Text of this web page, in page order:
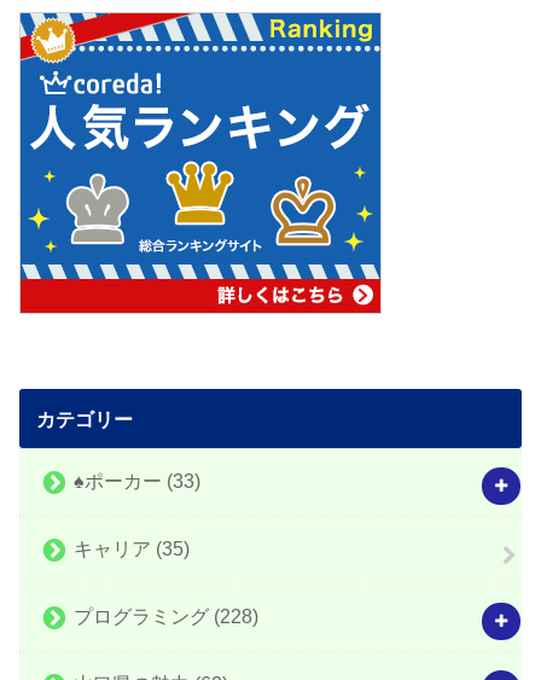
カテゴリー
♠️ポーカー (33)
キャリア (35)
プログラミング (228)